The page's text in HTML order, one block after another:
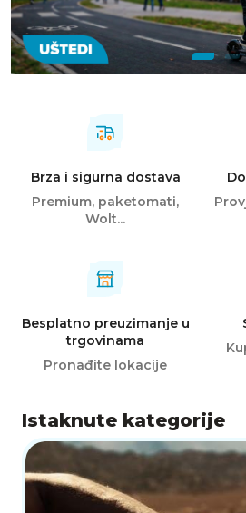
Brza i sigurna dostava
Premium, paketomati,
Wolt...
Besplatno preuzimanje u
trgovinama
Pronađite lokacije
Istaknute kategorije